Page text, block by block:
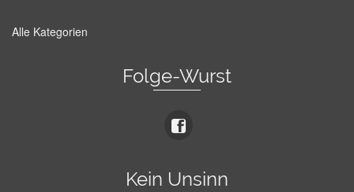
Alle Kategorien
Folge-Wurst
Kein Unsinn